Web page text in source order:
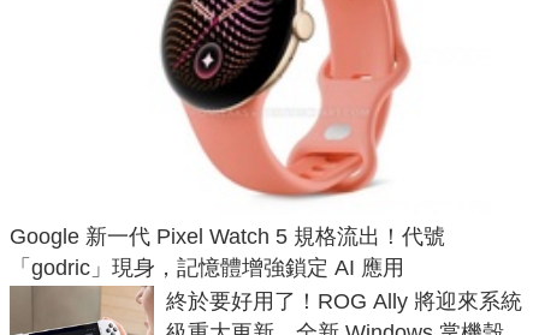
Google 新一代 Pixel Watch 5 規格流出！代號
「godric」現身，記憶體增強鎖定 AI 應用
終於要好用了！ROG Ally 將迎來系統